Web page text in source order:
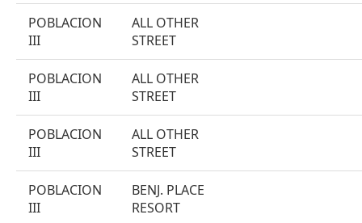
POBLACION
III
ALL OTHER
STREET
POBLACION
III
ALL OTHER
STREET
POBLACION
III
ALL OTHER
STREET
POBLACION
III
BENJ. PLACE
RESORT